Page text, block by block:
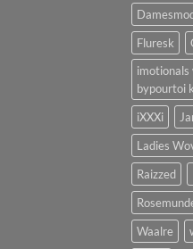
Fluresk
bypourtoi
iXXXi
Ladies
Raizzed
Waalre